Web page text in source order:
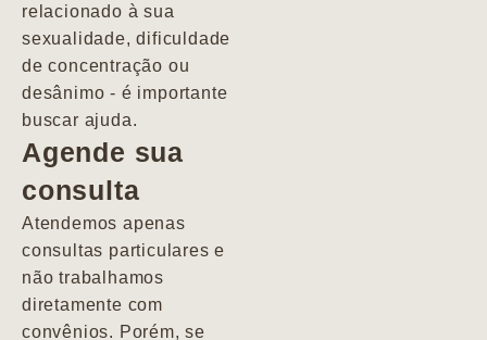
relacionado à sua
sexualidade, dificuldade
de concentração ou
desânimo - é importante
buscar ajuda.
Agende sua
consulta
Atendemos apenas
consultas particulares e
não trabalhamos
diretamente com
convênios. Porém, se